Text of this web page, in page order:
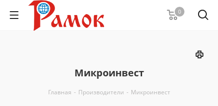
0
Микроинвест
Главная - Производители - Микроинвест